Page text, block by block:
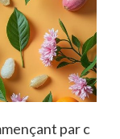
par c